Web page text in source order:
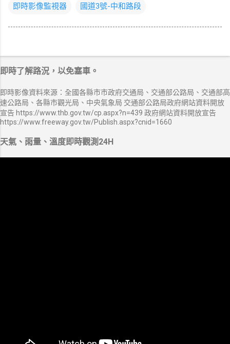
即時影像監視器 國道3號-中和路段
即時了解路況，以免塞車。
即時影像資料來源：全國各縣市市政府交通局、交通部公路局、交通部高
速公路局、各縣市觀光局、中央氣象局 交通部公路局政府網站資料開放
宣告 https://www.thb.gov.tw/cp.aspx?n=439 政府網站資料開放宣告
https://www.freeway.gov.tw/Publish.aspx?cnid=1660
天氣、雨量、溫度即時觀測24H